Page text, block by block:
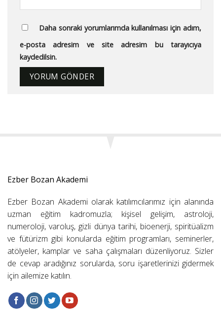
Daha sonraki yorumlarımda kullanılması için adım,
e-posta adresim ve site adresim bu tarayıcıya
kaydedilsin.
Ezber Bozan Akademi
Ezber Bozan Akademi olarak katılımcılarımız için alanında
uzman eğitim kadromuzla; kişisel gelişim, astroloji,
numeroloji, varoluş, gizli dünya tarihi, bioenerji, spiritüalizm
ve fütürizm gibi konularda eğitim programları, seminerler,
atölyeler, kamplar ve saha çalışmaları düzenliyoruz. Sizler
de cevap aradığınız sorularda, soru işaretlerinizi gidermek
için ailemize katılın.